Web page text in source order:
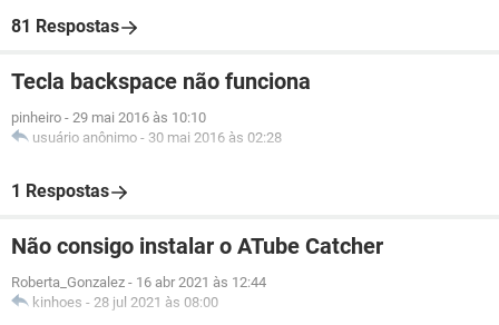
81 Respostas
Tecla backspace não funciona
pinheiro - 29 mai 2016 às 10:10
usuário anônimo - 30 mai 2016 às 02:28
1 Respostas
Não consigo instalar o ATube Catcher
Roberta_Gonzalez - 16 abr 2021 às 12:44
kinhoes - 28 jul 2021 às 08:00